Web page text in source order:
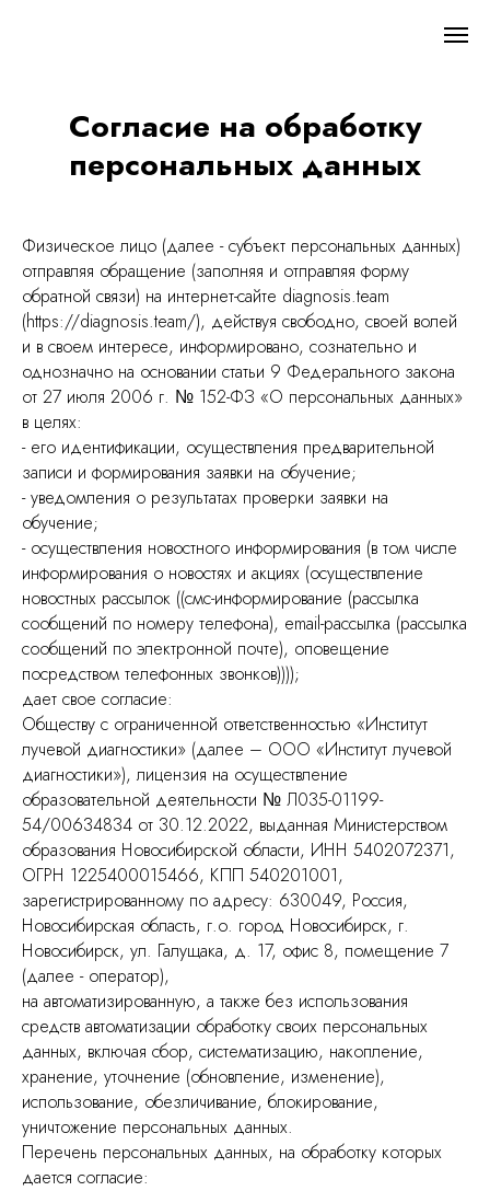
Согласие на обработку
персональных данных
Физическое лицо (далее - субъект персональных данных)
отправляя обращение (заполняя и отправляя форму
обратной связи) на интернет-сайте diagnosis.team
(https://diagnosis.team/), действуя свободно, своей волей
и в своем интересе, информировано, сознательно и
однозначно на основании статьи 9 Федерального закона
от 27 июля 2006 г. № 152-ФЗ «О персональных данных»
в целях:
- его идентификации, осуществления предварительной
записи и формирования заявки на обучение;
- уведомления о результатах проверки заявки на
обучение;
- осуществления новостного информирования (в том числе
информирования о новостях и акциях (осуществление
новостных рассылок ((смс-информирование (рассылка
сообщений по номеру телефона), email-рассылка (рассылка
сообщений по электронной почте), оповещение
посредством телефонных звонков))));
дает свое согласие:
Обществу с ограниченной ответственностью «Институт
лучевой диагностики» (далее – ООО «Институт лучевой
диагностики»), лицензия на осуществление
образовательной деятельности № Л035-01199-
54/00634834 от 30.12.2022, выданная Министерством
образования Новосибирской области, ИНН 5402072371,
ОГРН 1225400015466, КПП 540201001,
зарегистрированному по адресу: 630049, Россия,
Новосибирская область, г.о. город Новосибирск, г.
Новосибирск, ул. Галущака, д. 17, офис 8, помещение 7
(далее - оператор),
на автоматизированную, а также без использования
средств автоматизации обработку своих персональных
данных, включая сбор, систематизацию, накопление,
хранение, уточнение (обновление, изменение),
использование, обезличивание, блокирование,
уничтожение персональных данных.
Перечень персональных данных, на обработку которых
дается согласие: